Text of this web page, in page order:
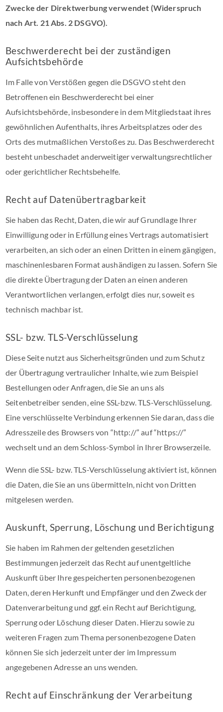
Zwecke der Direktwerbung verwendet (Widerspruch
nach Art. 21 Abs. 2 DSGVO).
Beschwerderecht bei der zuständigen
Aufsichtsbehörde
Im Falle von Verstößen gegen die DSGVO steht den
Betroffenen ein Beschwerderecht bei einer
Aufsichtsbehörde, insbesondere in dem Mitgliedstaat ihres
gewöhnlichen Aufenthalts, ihres Arbeitsplatzes oder des
Orts des mutmaßlichen Verstoßes zu. Das Beschwerderecht
besteht unbeschadet anderweitiger verwaltungsrechtlicher
oder gerichtlicher Rechtsbehelfe.
Recht auf Datenübertragbarkeit
Sie haben das Recht, Daten, die wir auf Grundlage Ihrer
Einwilligung oder in Erfüllung eines Vertrags automatisiert
verarbeiten, an sich oder an einen Dritten in einem gängigen,
maschinenlesbaren Format aushändigen zu lassen. Sofern Sie
die direkte Übertragung der Daten an einen anderen
Verantwortlichen verlangen, erfolgt dies nur, soweit es
technisch machbar ist.
SSL- bzw. TLS-Verschlüsselung
Diese Seite nutzt aus Sicherheitsgründen und zum Schutz
der Übertragung vertraulicher Inhalte, wie zum Beispiel
Bestellungen oder Anfragen, die Sie an uns als
Seitenbetreiber senden, eine SSL-bzw. TLS-Verschlüsselung.
Eine verschlüsselte Verbindung erkennen Sie daran, dass die
Adresszeile des Browsers von “http://” auf “https://”
wechselt und an dem Schloss-Symbol in Ihrer Browserzeile.
Wenn die SSL- bzw. TLS-Verschlüsselung aktiviert ist, können
die Daten, die Sie an uns übermitteln, nicht von Dritten
mitgelesen werden.
Auskunft, Sperrung, Löschung und Berichtigung
Sie haben im Rahmen der geltenden gesetzlichen
Bestimmungen jederzeit das Recht auf unentgeltliche
Auskunft über Ihre gespeicherten personenbezogenen
Daten, deren Herkunft und Empfänger und den Zweck der
Datenverarbeitung und ggf. ein Recht auf Berichtigung,
Sperrung oder Löschung dieser Daten. Hierzu sowie zu
weiteren Fragen zum Thema personenbezogene Daten
können Sie sich jederzeit unter der im Impressum
angegebenen Adresse an uns wenden.
Recht auf Einschränkung der Verarbeitung